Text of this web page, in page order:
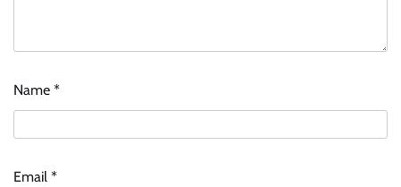
Name *
Email *